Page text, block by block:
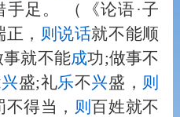
手足。
（《论语·子
， 则说话就不能顺
事就不能成功;做事不
兴盛;礼乐不兴盛， 则
得当， 则百姓就不